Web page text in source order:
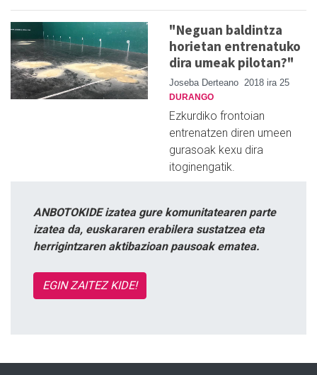
"Neguan baldintza
horietan entrenatuko
dira umeak pilotan?"
Joseba Derteano 2018 ira 25
DURANGO
Ezkurdiko frontoian
entrenatzen diren umeen
gurasoak kexu dira
itoginengatik.
ANBOTOKIDE izatea gure komunitatearen parte
izatea da, euskararen erabilera sustatzea eta
herrigintzaren aktibazioan pausoak ematea.
EGIN ZAITEZ KIDE!